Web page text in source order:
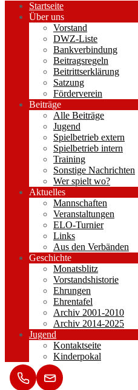
Startseite
Über uns
Vorstand
DWZ-Liste
Bankverbindung
Beitragsregeln
Beitrittserklärung
Satzung
Förderverein
Beiträge
Alle Beiträge
Jugend
Spielbetrieb extern
Spielbetrieb intern
Training
Sonstige Nachrichten
Wer spielt wo?
Aktuelles
Mannschaften
Veranstaltungen
ELO-Turnier
Links
Aus den Verbänden
Geschichte
Monatsblitz
Vorstandshistorie
Ehrungen
Ehrentafel
Archiv 2001-2010
Archiv 2014-2025
Jugend
Kontaktseite
Kinderpokal